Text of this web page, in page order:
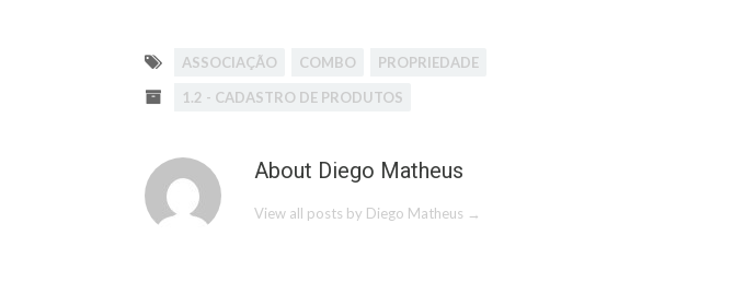
ASSOCIAÇÃO COMBO
PROPRIEDADE
1.2 - CADASTRO DE PRODUTOS
About Diego Matheus
View all posts by Diego Matheus →